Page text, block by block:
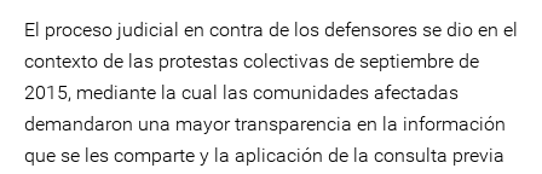
El proceso judicial en contra de los defensores se dio en el
contexto de las protestas colectivas de septiembre de
2015, mediante la cual las comunidades afectadas
demandaron una mayor transparencia en la información
que se les comparte y la aplicación de la consulta previa